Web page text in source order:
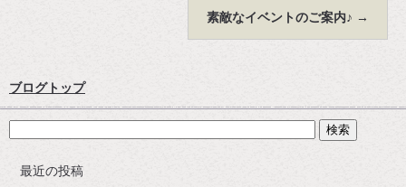
素敵なイベントのご案内♪ →
ブログトップ
最近の投稿